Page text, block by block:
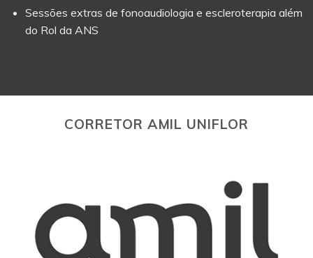
Sessões extras de fonoaudiologia e escleroterapia além
do Rol da ANS
CORRETOR AMIL UNIFLOR